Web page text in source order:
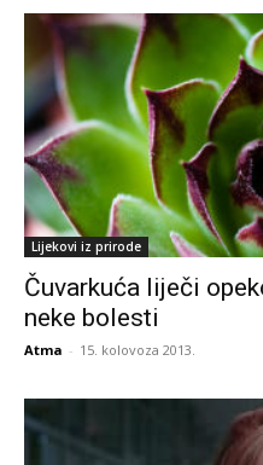
Lijekovi iz prirode
Čuvarkuća liječi
neke bolesti
Atma - 15. kolovoza 2013.